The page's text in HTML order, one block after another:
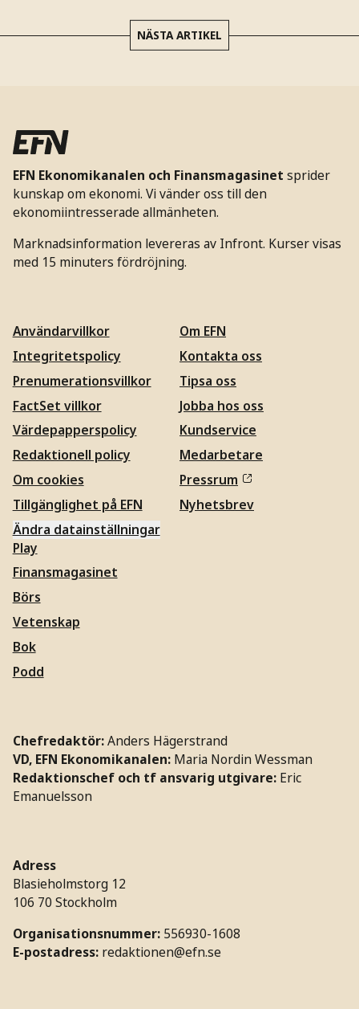
NÄSTA ARTIKEL
EFN Ekonomikanalen och Finansmagasinet sprider
kunskap om ekonomi. Vi vänder oss till den
ekonomiintresserade allmänheten.
Marknadsinformation levereras av Infront. Kurser visas
med 15 minuters fördröjning.
Användarvillkor
Integritetspolicy
Prenumerationsvillkor
FactSet villkor
Värdepapperspolicy
Redaktionell policy
Om cookies
Tillgänglighet på EFN
Ändra datainställningar
Om EFN
Kontakta oss
Tipsa oss
Jobba hos oss
Kundservice
Medarbetare
Pressrum
Nyhetsbrev
Play
Finansmagasinet
Börs
Vetenskap
Bok
Podd
Chefredaktör:Anders Hägerstrand
VD, EFN Ekonomikanalen: Maria Nordin Wessman
Redaktionschef och tf ansvarig utgivare: Eric
Emanuelsson
Adress
Blasieholmstorg 12
106 70 Stockholm
Organisationsnummer: 556930-1608
E-postadress: redaktionen@efn.se